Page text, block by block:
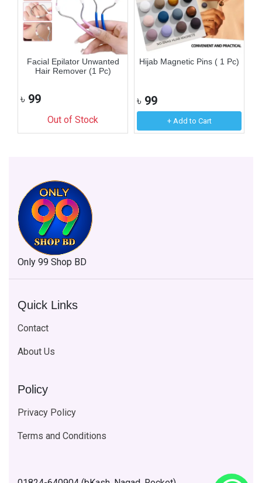
Facial Epilator Unwanted
Hair Remover (1 Pc)
৳ 99
Out of Stock
Hijab Magnetic Pins ( 1 Pc)
৳ 99
+ Add to Cart
Only 99 Shop BD
Quick Links
Contact
About Us
Policy
Privacy Policy
Terms and Conditions